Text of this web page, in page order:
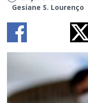
Gesiane S. Lourenço